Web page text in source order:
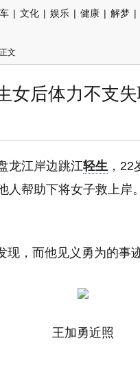
| 文化 | 娱乐 | 健康 | 解梦 |
文
女后体力不支
龙江岸边跳江轻生 ，
人帮助下将女子救上岸
现，而他见义勇为的
王加勇近照